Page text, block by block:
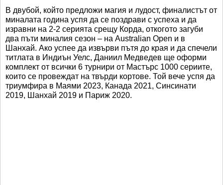
В двубой, който предложи магия и лудост, финалистът от
миналата година успя да се поздрави с успеха и да
изравни на 2-2 серията срещу Корда, откогото загуби
два пъти миналия сезон – на Australian Open и в
Шанхай. Ако успее да извърви пътя до края и да спечели
титлата в Индиън Уелс, Даниил Медведев ще оформи
комплект от всички 6 турнири от Мастърс 1000 сериите,
които се провеждат на твърди кортове. Той вече успя да
триумфира в Маями 2023, Канада 2021, Синсинати
2019, Шанхай 2019 и Париж 2020.